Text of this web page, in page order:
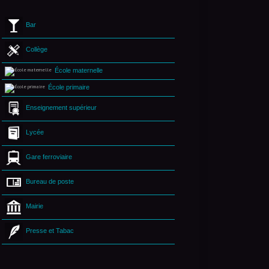
Bar
Collège
École maternelle
École primaire
Enseignement supérieur
Lycée
Gare ferroviaire
Bureau de poste
Mairie
Presse et Tabac